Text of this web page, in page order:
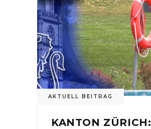
AKTUELL BEITRAG
KANTON ZÜRICH: